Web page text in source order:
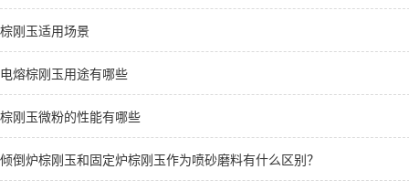
棕刚玉适用场景
电熔棕刚玉用途有哪些
棕刚玉微粉的性能有哪些
倾倒炉棕刚玉和固定炉棕刚玉作为喷砂磨料有什么区别？